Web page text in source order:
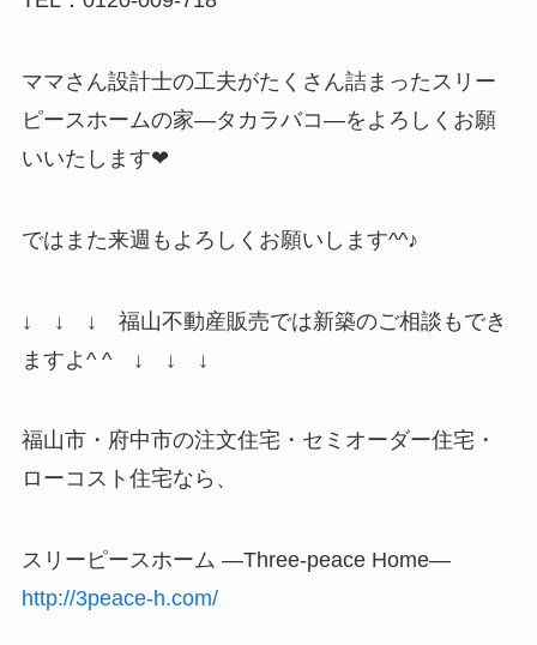
ママさん設計士の工夫がたくさん詰まったスリー
ピースホームの家―タカラバコ―をよろしくお願
いいたします❤
ではまた来週もよろしくお願いします^^♪
↓ ↓ ↓ 福山不動産販売では新築のご相談もでき
ますよ^ ^ ↓ ↓ ↓
福山市・府中市の注文住宅・セミオーダー住宅・
ローコスト住宅なら、
スリーピースホーム ―Three-peace Home―
http://3peace-h.com/